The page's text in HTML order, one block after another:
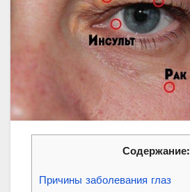
Содержание:
Причины заболевания глаз